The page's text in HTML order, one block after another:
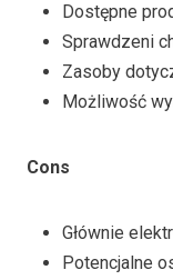
Dostępne
Sprawdzeni
Zasoby
Możliwość
Cons
Głównie
Potencjalne